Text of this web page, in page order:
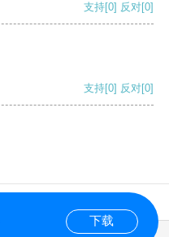
支持[0] 反对[0]
支持[0] 反对[0]
下载